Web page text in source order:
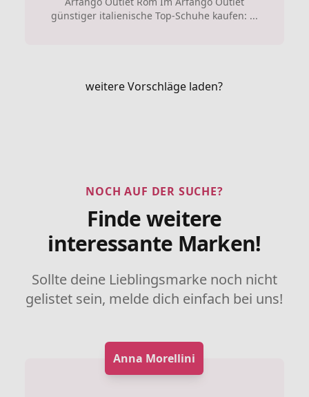
günstiger italienische Top-Schuhe kaufen: ...
weitere Vorschläge laden?
NOCH AUF DER SUCHE?
Finde weitere
interessante Marken!
Sollte deine Lieblingsmarke noch nicht
gelistet sein, melde dich einfach bei uns!
Anna Morellini